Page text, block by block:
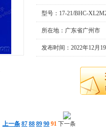
型号：17-21/BHC-
所在地：广东省广州市
发布时间：2022年12月
上一条 87 88 89 90 91 下一条